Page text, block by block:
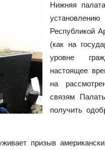
Нижняя
Республикой
(как на
уровне
настоящее
на
связям
получить
призыв